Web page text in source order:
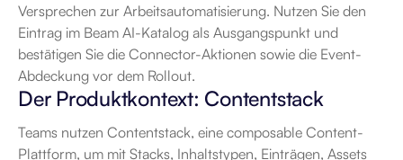
Versprechen zur Arbeitsautomatisierung. Nutzen Sie den
Eintrag im Beam AI-Katalog als Ausgangspunkt und
bestätigen Sie die Connector-Aktionen sowie die Event-
Abdeckung vor dem Rollout.
Der Produktkontext: Contentstack
Teams nutzen Contentstack, eine composable Content-
Plattform, um mit Stacks, Inhaltstypen, Einträgen, Assets